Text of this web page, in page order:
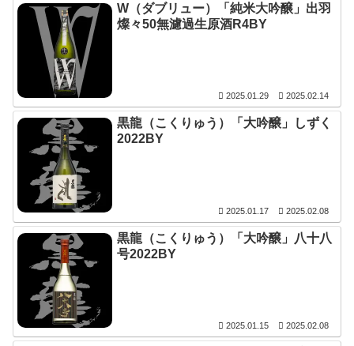
W（ダブリュー）「純米大吟醸」出羽
燦々50無濾過生原酒R4BY
2025.01.29 2025.02.14
黒龍（こくりゅう）「大吟醸」しずく
2022BY
2025.01.17 2025.02.08
黒龍（こくりゅう）「大吟醸」八十八
号2022BY
2025.01.15 2025.02.08